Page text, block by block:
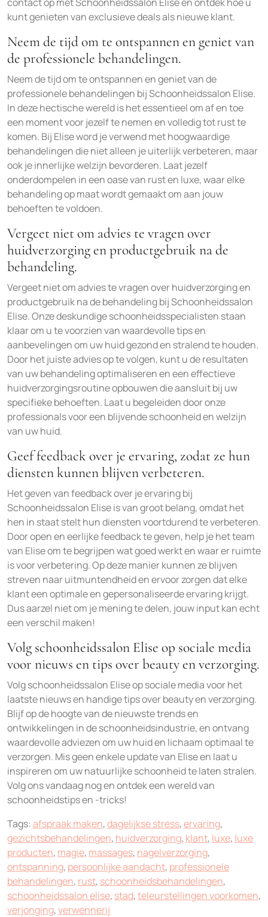
kunt genieten van exclusieve deals als nieuwe klant.
Neem de tijd om te ontspannen en geniet van
de professionele behandelingen.
Neem de tijd om te ontspannen en geniet van de
professionele behandelingen bij Schoonheidssalon Elise.
In deze hectische wereld is het essentieel om af en toe
een moment voor jezelf te nemen en volledig tot rust te
komen. Bij Elise word je verwend met hoogwaardige
behandelingen die niet alleen je uiterlijk verbeteren, maar
ook je innerlijke welzijn bevorderen. Laat jezelf
onderdompelen in een oase van rust en luxe, waar elke
behandeling op maat wordt gemaakt om aan jouw
behoeften te voldoen.
Vergeet niet om advies te vragen over
huidverzorging en productgebruik na de
behandeling.
Vergeet niet om advies te vragen over huidverzorging en
productgebruik na de behandeling bij Schoonheidssalon
Elise. Onze deskundige schoonheidsspecialisten staan
klaar om u te voorzien van waardevolle tips en
aanbevelingen om uw huid gezond en stralend te houden.
Door het juiste advies op te volgen, kunt u de resultaten
van uw behandeling optimaliseren en een effectieve
huidverzorgingsroutine opbouwen die aansluit bij uw
specifieke behoeften. Laat u begeleiden door onze
professionals voor een blijvende schoonheid en welzijn
van uw huid.
Geef feedback over je ervaring, zodat ze hun
diensten kunnen blijven verbeteren.
Het geven van feedback over je ervaring bij
Schoonheidssalon Elise is van groot belang, omdat het
hen in staat stelt hun diensten voortdurend te verbeteren.
Door open en eerlijke feedback te geven, help je het team
van Elise om te begrijpen wat goed werkt en waar er ruimte
is voor verbetering. Op deze manier kunnen ze blijven
streven naar uitmuntendheid en ervoor zorgen dat elke
klant een optimale en gepersonaliseerde ervaring krijgt.
Dus aarzel niet om je mening te delen, jouw input kan echt
een verschil maken!
Volg schoonheidssalon Elise op sociale media
voor nieuws en tips over beauty en verzorging.
Volg schoonheidssalon Elise op sociale media voor het
laatste nieuws en handige tips over beauty en verzorging.
Blijf op de hoogte van de nieuwste trends en
ontwikkelingen in de schoonheidsindustrie, en ontvang
waardevolle adviezen om uw huid en lichaam optimaal te
verzorgen. Mis geen enkele update van Elise en laat u
inspireren om uw natuurlijke schoonheid te laten stralen.
Volg ons vandaag nog en ontdek een wereld van
schoonheidstips en -tricks!
Tags: afspraak maken,dagelijkse stress,ervaring,
gezichtsbehandelingen, huidverzorging, klant, luxe, luxe
producten, magie, massages, nagelverzorging,
ontspanning, persoonlijke aandacht, professionele
behandelingen, rust, schoonheidsbehandelingen,
schoonheidssalon elise, stad,teleurstellingen voorkomen,
verjonging,verwennerij